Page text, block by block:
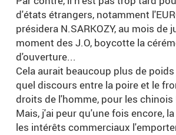
d'états étrangers, notamment
présidera N.SARKOZY, au mois de
moment des J.O, boycotte la
d'ouverture...
Cela aurait beaucoup plus de
quel discours entre la poire et le
droits de l'homme, pour les chinois
Mais, j'ai peur qu'une fois encore,
les intérêts commerciaux